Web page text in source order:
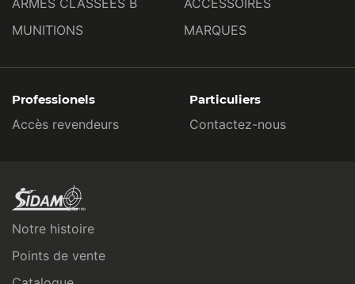
ARMES CLASSEES B
MUNITIONS
ACCESSOIRES
MARQUES
Professionels
Accès revendeurs
Particuliers
Contactez-nous
Notre histoire
Points de vente